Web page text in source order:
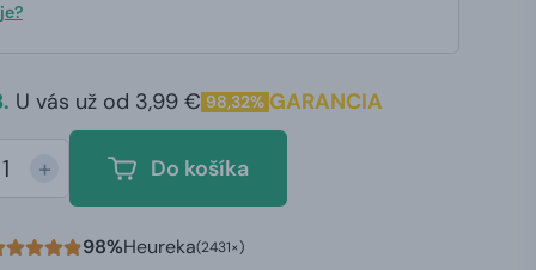
U vás už od 3,99 € 98,32% GARANCIA
+ Do košíka
98%Heureka(2431×)